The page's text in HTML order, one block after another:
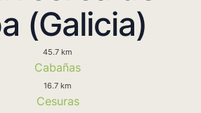
(Galicia)
45.7 km
Cabañas
16.7 km
Cesuras